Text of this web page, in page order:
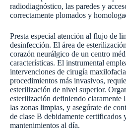
radiodiagnóstico, las paredes y
correctamente plomados y
Presta especial atención al flujo de
desinfección. El área de
corazón neurálgico de un centro
características. El instrumental
intervenciones de cirugía
procedimientos más invasivos,
esterilización de nivel superior.
esterilización definiendo claramente
las zonas limpias, y asegúrate de
de clase B debidamente certificados
mantenimientos al día.